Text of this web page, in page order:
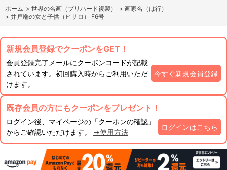
ホーム > 世界の名画（プリハード複製） > 画家名（は行）
> 井戸端の女と子供（ピサロ） F6号
新規会員登録でクーポンをGET！
会員登録完了メールにクーポンコードが記載
されています。初回購入時からご利用いただ
けます。
今すぐ新規会員登録
既存会員の方にもクーポンをプレゼント！
ログイン後、マイページの「クーポンの確認」
からご確認いただけます。 →使用方法
ログインはこちら